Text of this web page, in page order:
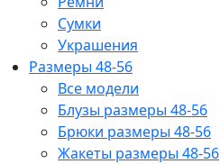
Сумки
Украшения
Размеры 48-56
Все модели
Блузы размеры 48-56
Брюки размеры 48-56
Жакеты размеры 48-56